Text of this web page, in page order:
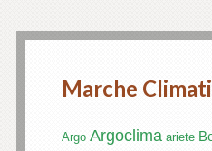
Marche
Argo Argoclima ariete